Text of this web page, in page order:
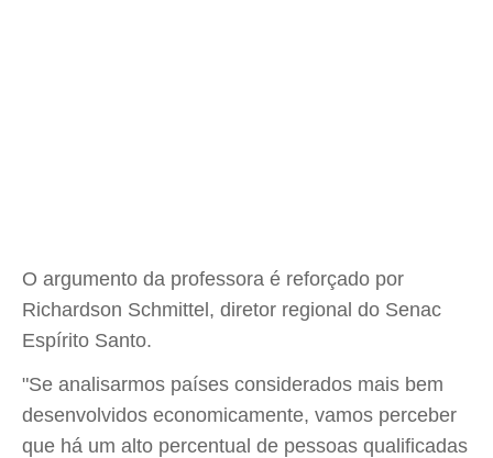
O argumento da professora é reforçado por
Richardson Schmittel, diretor regional do Senac
Espírito Santo.
"Se analisarmos países considerados mais bem
desenvolvidos economicamente, vamos perceber
que há um alto percentual de pessoas qualificadas